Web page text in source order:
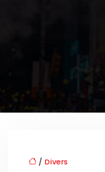
/ Divers